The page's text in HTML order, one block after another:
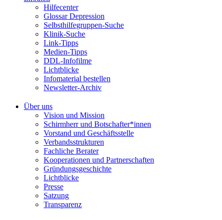
Hilfecenter
Glossar Depression
Selbsthilfegruppen-Suche
Klinik-Suche
Link-Tipps
Medien-Tipps
DDL-Infofilme
Lichtblicke
Infomaterial bestellen
Newsletter-Archiv
Über uns
Vision und Mission
Schirmherr und Botschafter*innen
Vorstand und Geschäftsstelle
Verbandsstrukturen
Fachliche Berater
Kooperationen und Partnerschaften
Gründungsgeschichte
Lichtblicke
Presse
Satzung
Transparenz